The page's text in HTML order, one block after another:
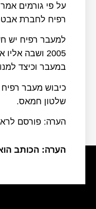
על פי גורמים
רפיח לחברת
למעבר רפיח יש
במעבר וכיצד
כיבוש מעבר
שלטון חמאס.
הערה: פורסם
הערה: הכותב